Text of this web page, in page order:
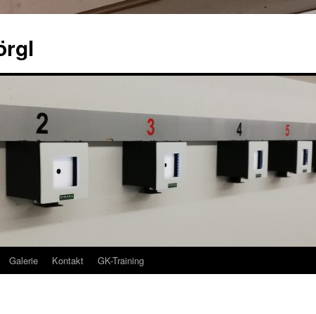
Galerie Kontakt GK-Training